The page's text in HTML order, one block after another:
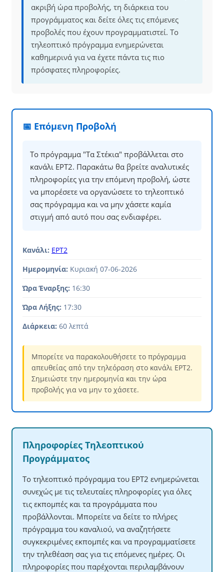
ακριβή ώρα προβολής, τη διάρκεια του
προγράμματος και δείτε όλες τις επόμενες
προβολές που έχουν προγραμματιστεί. Το
τηλεοπτικό πρόγραμμα ενημερώνεται
καθημερινά για να έχετε πάντα τις πιο
πρόσφατες πληροφορίες.
📅 Επόμενη Προβολή
Το πρόγραμμα "Τα Στέκια" προβάλλεται στο
κανάλι ΕΡΤ2. Παρακάτω θα βρείτε αναλυτικές
πληροφορίες για την επόμενη προβολή, ώστε
να μπορέσετε να οργανώσετε το τηλεοπτικό
σας πρόγραμμα και να μην χάσετε καμία
στιγμή από αυτό που σας ενδιαφέρει.
Κανάλι: ΕΡΤ2
Ημερομηνία: Κυριακή 07-06-2026
Ώρα Έναρξης: 16:30
Ώρα Λήξης: 17:30
Διάρκεια: 60 λεπτά
Μπορείτε να παρακολουθήσετε το πρόγραμμα
απευθείας από την τηλεόραση στο κανάλι ΕΡΤ2.
Σημειώστε την ημερομηνία και την ώρα
προβολής για να μην το χάσετε.
Πληροφορίες Τηλεοπτικού
Προγράμματος
Το τηλεοπτικό πρόγραμμα του ΕΡΤ2 ενημερώνεται
συνεχώς με τις τελευταίες πληροφορίες για όλες
τις εκπομπές και τα προγράμματα που
προβάλλονται. Μπορείτε να δείτε το πλήρες
πρόγραμμα του καναλιού, να αναζητήσετε
συγκεκριμένες εκπομπές και να προγραμματίσετε
την τηλεθέαση σας για τις επόμενες ημέρες. Οι
πληροφορίες που παρέχονται περιλαμβάνουν